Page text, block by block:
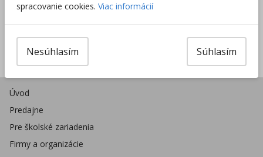
Sieť predajní po celej
Úvod
Predajne
Pre školské zariadenia
Firmy a organizácie
spracovanie cookies. Viac informácií
Súhlasím
Nesúhlasím